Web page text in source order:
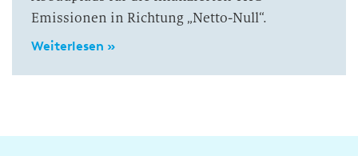
Emissionen in Richtung „Netto-Null“.
Weiterlesen »